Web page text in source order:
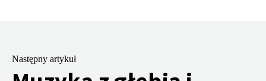
Następny artykuł